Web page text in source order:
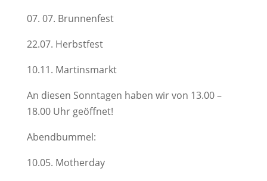
07. 07. Brunnenfest
22.07. Herbstfest
10.11. Martinsmarkt
An diesen Sonntagen haben wir von 13.00 –
18.00 Uhr geöffnet!
Abendbummel:
10.05. Motherday